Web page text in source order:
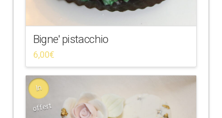
Bigne' pistacchio
6,00€
In
offert